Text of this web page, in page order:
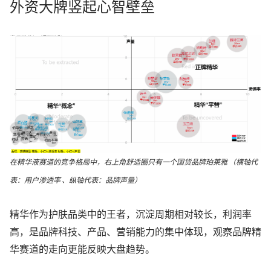
外资大牌竖起心智壁垒
在精华液赛道的竞争格局中，右上角舒适圈只有一个国货品牌珀莱雅 （横轴代
表：用户渗透率 、纵轴代表：品牌声量）
精华作为护肤品类中的王者，沉淀周期相对较长，利润率
高，是品牌科技、产品、营销能力的集中体现，观察品牌精
华赛道的走向更能反映大盘趋势。